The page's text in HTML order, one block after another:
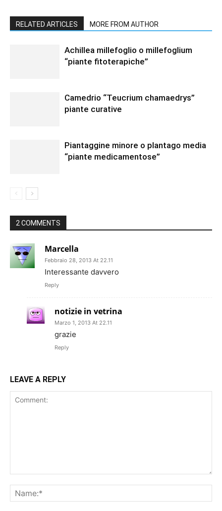
RELATED ARTICLES MORE FROM AUTHOR
Achillea millefoglio o millefoglium
“piante fitoterapiche”
Camedrio “Teucrium chamaedrys”
piante curative
Piantaggine minore o plantago media
“piante medicamentose”
2 COMMENTS
Marcella
Febbraio 28, 2013 At 22.11
Interessante davvero
Reply
notizie in vetrina
Marzo 1, 2013 At 22.11
grazie
Reply
LEAVE A REPLY